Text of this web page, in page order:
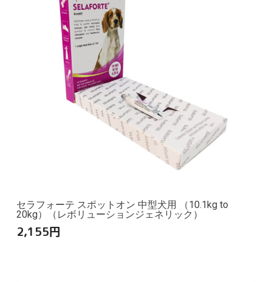
セラフォーテ スポットオン 中型犬用 （10.1kg to
20kg）（レボリューションジェネリック）
2,155円